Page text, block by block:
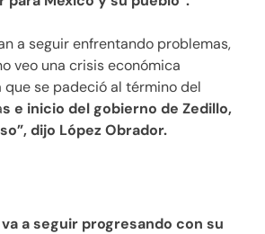
a seguir enfrentando problemas,
veo una crisis económica
se padeció al término del
s e inicio del gobierno de Zedillo,
dijo López Obrador.
a seguir progresando con su